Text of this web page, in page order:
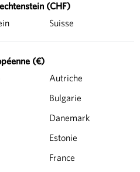
(CHF)
Suisse
(€)
Autriche
Bulgarie
Danemark
Estonie
France
foncé, à croissante rapide.
rosettes si le semis
09 10